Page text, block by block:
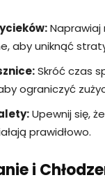
aby uniknąć
Skróć czas
ograniczyć
Upewnij się,
prawidłowo.
i